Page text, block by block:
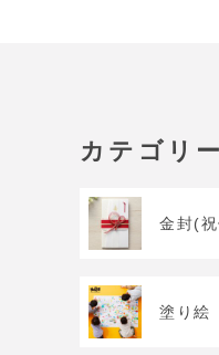
カテゴリ
金封(
塗り絵